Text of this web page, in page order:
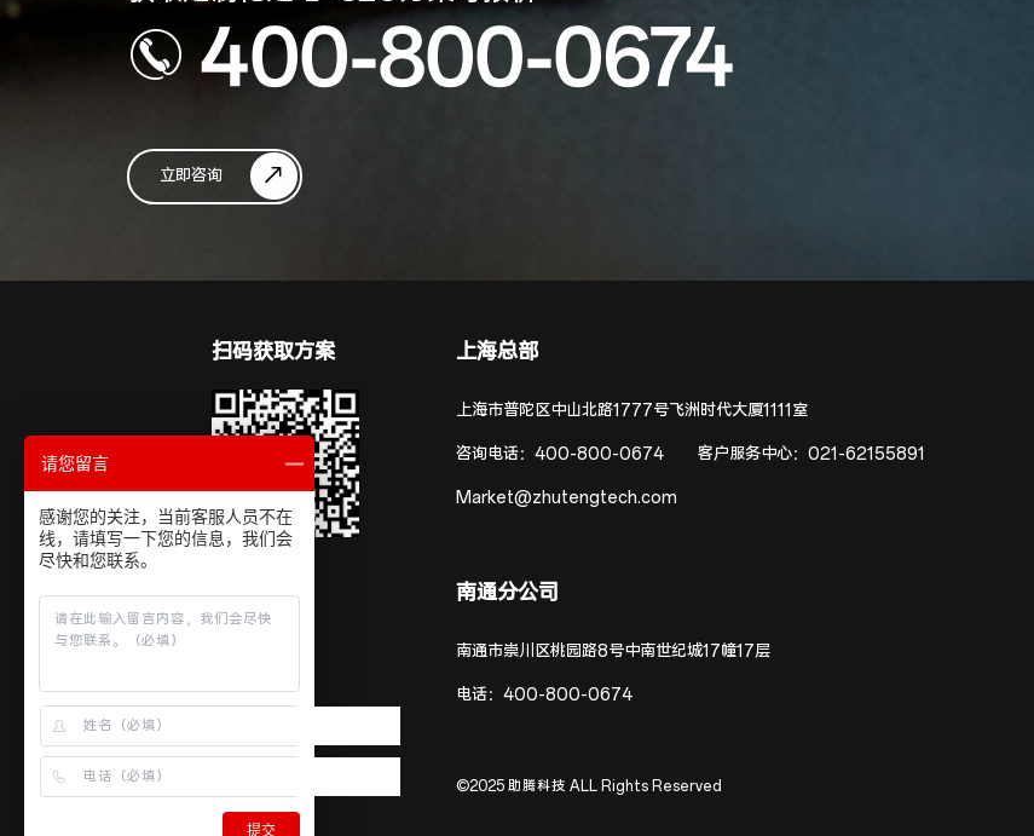
400-800-0674
立即咨询
扫码获取方案 上海总部
上海市普陀区中山北路1777号飞洲时代大厦1111室
咨询电话：400-800-0674 客户服务中心：021-62155891
Market@zhutengtech.com
南通分公司
南通市崇川区桃园路8号中南世纪城17幢17层
电话：400-800-0674
©2025 助腾科技 ALL Rights Reserved
请您留言
感谢您的关注，当前客服人员不在
线，请填写一下您的信息，我们会
尽快和您联系。
提交